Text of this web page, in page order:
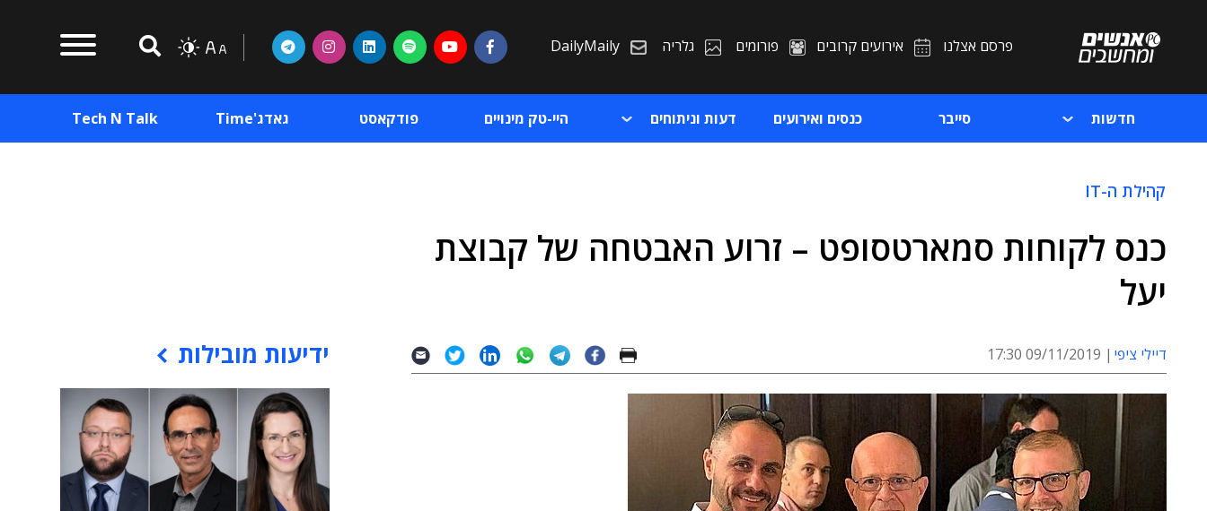
פרסם אצלנו אירועים קרובים פורומים גלריה DailyMaily
חדשות סייבר כנסים ואירועים דעות וניתוחים היי-טק מינויים פודקאסט גאדג'Time Tech N Talk
קהילת ה-IT
כנס לקוחות סמארטסופט – זרוע האבטחה של קבוצת
יעל
דיילי ציפי 09/11/2019 17:30 ידיעות מובילות